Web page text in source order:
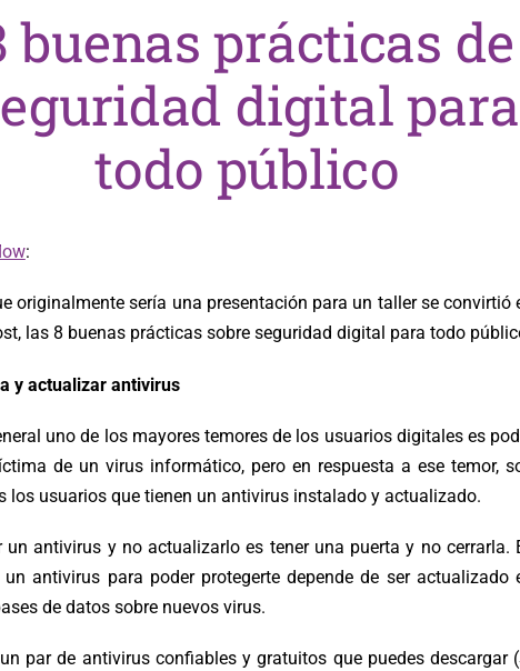
buenas prácticas de
digital para
todo público
:
originalmente sería una presentación para un taller se convirtió
las 8 buenas prácticas sobre seguridad digital para todo
y actualizar antivirus
uno de los mayores temores de los usuarios digitales es
de un virus informático, pero en respuesta a ese temor,
los usuarios que tienen un antivirus instalado y actualizado.
un antivirus y no actualizarlo es tener una puerta y no cerrarla.
un antivirus para poder protegerte depende de ser actualizado
de datos sobre nuevos virus.
par de antivirus confiables y gratuitos que puedes descargar